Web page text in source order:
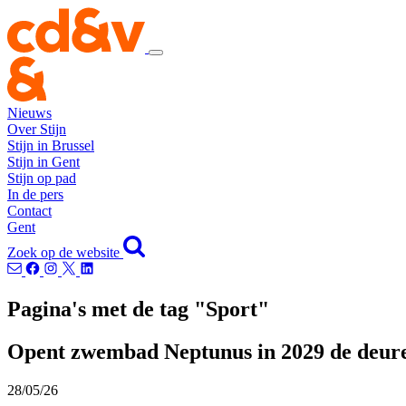
Nieuws
Over Stijn
Stijn in Brussel
Stijn in Gent
Stijn op pad
In de pers
Contact
Gent
Zoek op de website
Pagina's met de tag "Sport"
Opent zwembad Neptunus in 2029 de
28/05/26